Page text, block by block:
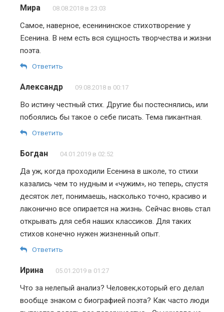
Мира 08.08.2018 в 23:03
Самое, наверное, есенининское стихотворение у
Есенина. В нем есть вся сущность творчества и жизни
поэта.
Ответить
Александр 09.08.2018 в 00:17
Во истину честный стих. Другие бы постеснялись, или
побоялись бы такое о себе писать. Тема пикантная.
Ответить
Богдан 04.01.2019 в 02:52
Да уж, когда проходили Есенина в школе, то стихи
казались чем то нудным и «чужим», но теперь, спустя
десяток лет, понимаешь, насколько точно, красиво и
лаконично все опирается на жизнь. Сейчас вновь стал
открывать для себя наших классиков. Для таких
стихов конечно нужен жизненный опыт.
Ответить
Ирина 05.01.2019 в 01:27
Что за нелепый анализ? Человек,который его делал
вообще знаком с биографией поэта? Как часто люди